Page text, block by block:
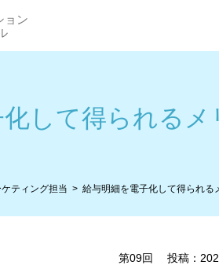
ョン
して得られるメ
ケティング担当 給与明細を電子化して得られる
第09回 投稿：